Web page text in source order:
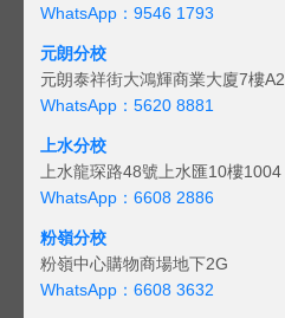
WhatsApp：9546 1793
元朗分校
元朗泰祥街大鴻輝商業大廈7樓A2
WhatsApp：5620 8881
上水分校
上水龍琛路48號上水匯10樓1004
WhatsApp：6608 2886
粉嶺分校
粉嶺中心購物商場地下2G
WhatsApp：6608 3632